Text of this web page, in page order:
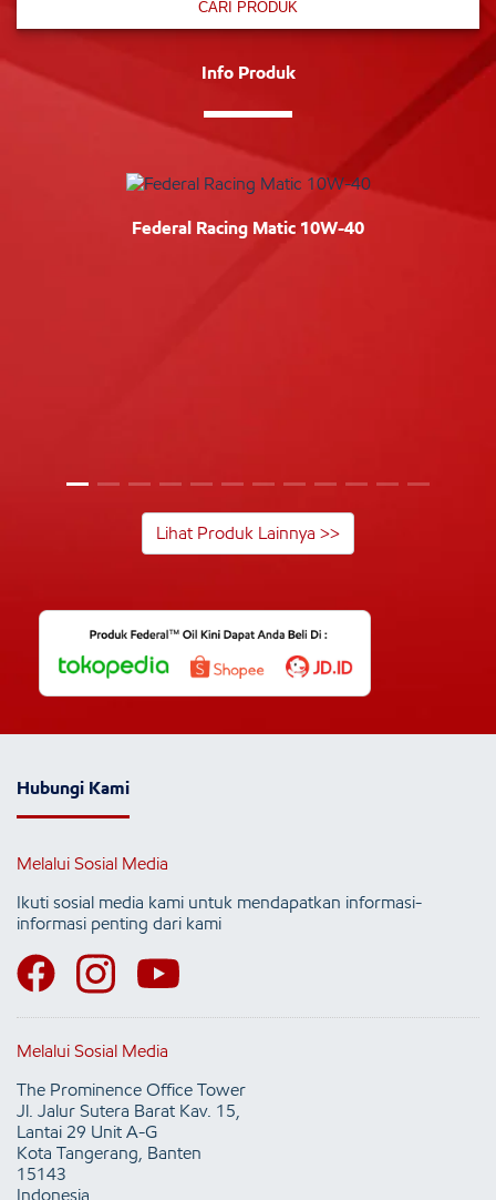
CARI PRODUK
Info Produk
Federal Racing Matic 10W-40
Lihat Produk Lainnya >>
Hubungi Kami
Melalui Sosial Media
Ikuti sosial media kami untuk mendapatkan informasi-
informasi penting dari kami
Melalui Sosial Media
The Prominence Office Tower
Jl. Jalur Sutera Barat Kav. 15,
Lantai 29 Unit A-G
Kota Tangerang, Banten
15143
Indonesia